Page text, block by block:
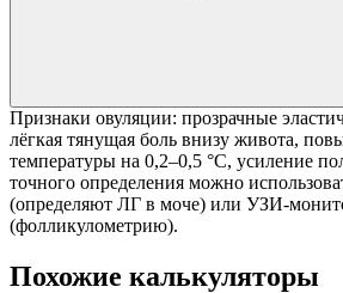
Признаки овуляции: прозрачные
лёгкая тянущая боль внизу живота,
температуры на 0,2–0,5 °C, усиление
точного определения можно
(определяют ЛГ в моче) или УЗИ-
(фолликулометрию).
Похожие калькуляторы